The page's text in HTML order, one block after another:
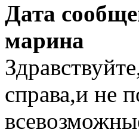
Дата
марина
справа,и не